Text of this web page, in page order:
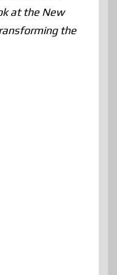
at the New
the